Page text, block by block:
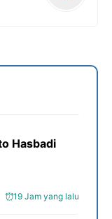
Hasbadi
19 Jam yang lalu